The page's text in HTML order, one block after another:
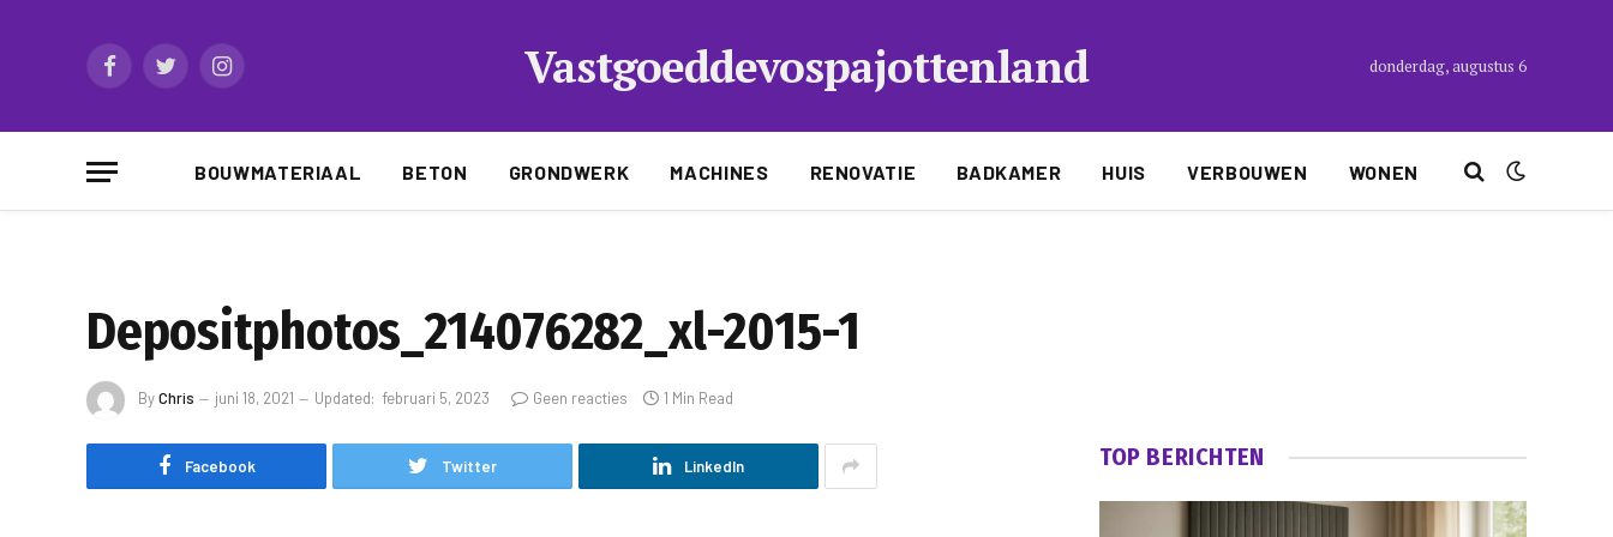
FacebookTwitterInstagram Vastgoeddevospajottenland donderdag, augustus 6
BOUWMATERIAAL BETON GRONDWERK MACHINES RENOVATIE BADKAMER HUIS VERBOUWEN WONEN
Depositphotos_214076282_xl-2015-1
ByChris juni 18, 2021 Updated: februari 5, 2023 Geen reacties 1 Min Read
Facebook Twitter LinkedIn TOP BERICHTEN